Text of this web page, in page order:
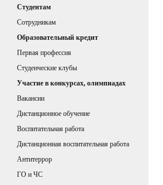
Студентам
Сотрудникам
Образовательный кредит
Первая профессия
Студенческие клубы
Участие в конкурсах, олимпиадах
Вакансии
Дистанционное обучение
Воспитательная работа
Дистанционная воспитательная работа
Антитеррор
ГО и ЧС